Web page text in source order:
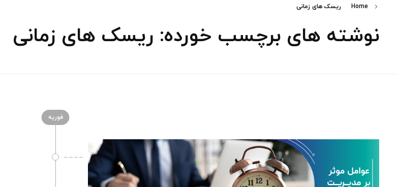
Home ریسک های زمانی
نوشته های برچسب خورده: ریسک های زمانی
فوریه